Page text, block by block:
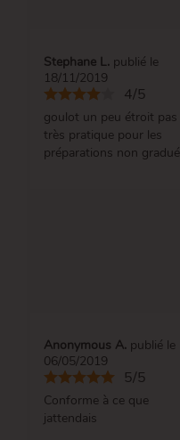
Stephane L. publié le
18/11/2019
4/5
goulot un peu étroit pas
très pratique pour les
préparations non gradué
Anonymous A. publié le
06/05/2019
5/5
Conforme à ce que
jattendais